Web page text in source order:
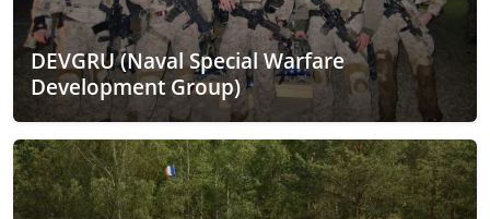
DEVGRU (Naval Special Warfare
Development Group)